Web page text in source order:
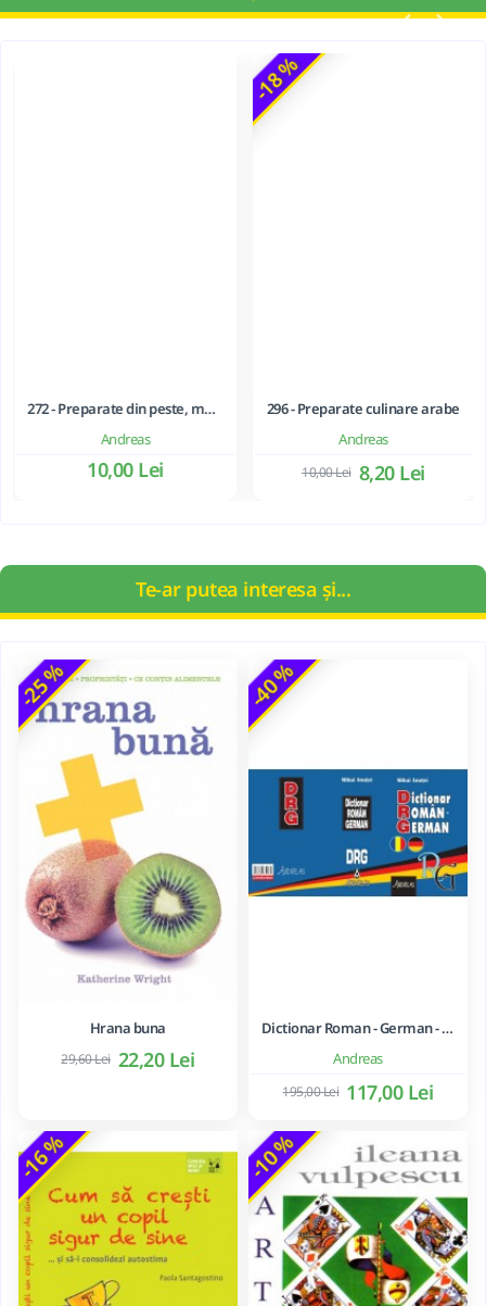
Andreas
272 - Preparate din peste, moluste si crustacee
10,00 Lei
-18 %
Andreas
296 - Preparate culinare arabe
8,20 Lei
10,00 Lei
Te-ar putea interesa și...
-25 %
Hrana buna
22,20 Lei
29,60 Lei
-40 %
Andreas
Dictionar Roman - German - Mihai Anutei
117,00 Lei
195,00 Lei
-16 % -10 %